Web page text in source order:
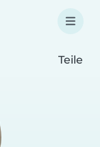
Teile